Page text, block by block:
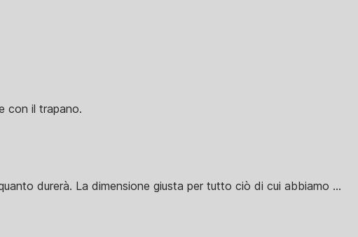
con il trapano.
durerà. La dimensione giusta per tutto ciò di cui abbiamo ...